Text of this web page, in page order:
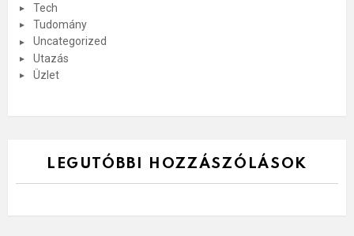
Tech
Tudomány
Uncategorized
Utazás
Üzlet
LEGUTÓBBI HOZZÁSZÓLÁSOK